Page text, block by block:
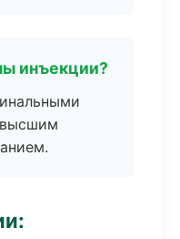
инъекции?
высшим